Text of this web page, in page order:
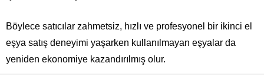
Böylece satıcılar zahmetsiz, hızlı ve profesyonel bir ikinci el
eşya satış deneyimi yaşarken kullanılmayan eşyalar da
yeniden ekonomiye kazandırılmış olur.